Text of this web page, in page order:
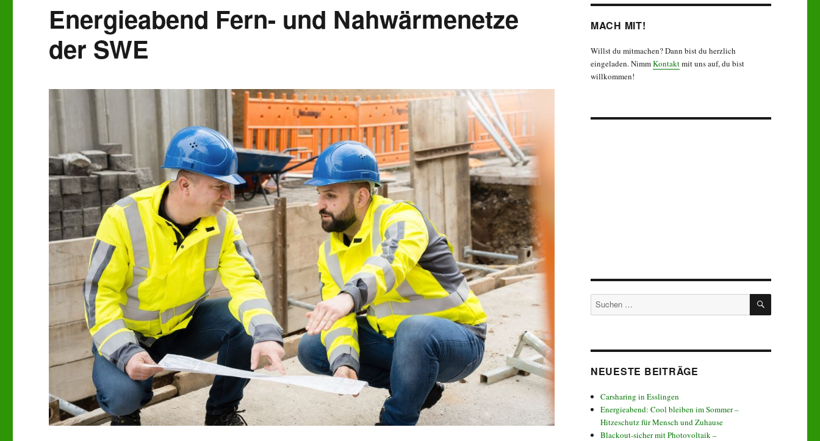
Energieabend Fern- und Nahwärmenetze
der SWE
MACH MIT!
Willst du mitmachen? Dann bist du herzlich
eingeladen. NimmKontaktmit uns auf, du bist
willkommen!
Suchen
nach:
SUCHEN
NEUESTE BEITRÄGE
Carsharing in Esslingen
Energieabend: Cool bleiben im Sommer –
Hitzeschutz für Mensch und Zuhause
Blackout-sicher mit Photovoltaik –